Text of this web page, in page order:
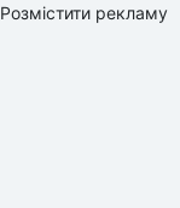
Розмістити рекламу